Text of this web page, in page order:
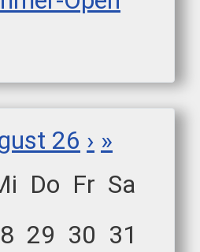
26 › »
Do Fr Sa
29 30 31